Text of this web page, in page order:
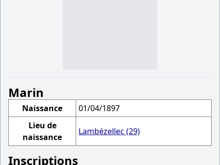
Marin
Naissance
01/04/1897
Lieu de
naissance
Lambézellec (29)
Inscriptions